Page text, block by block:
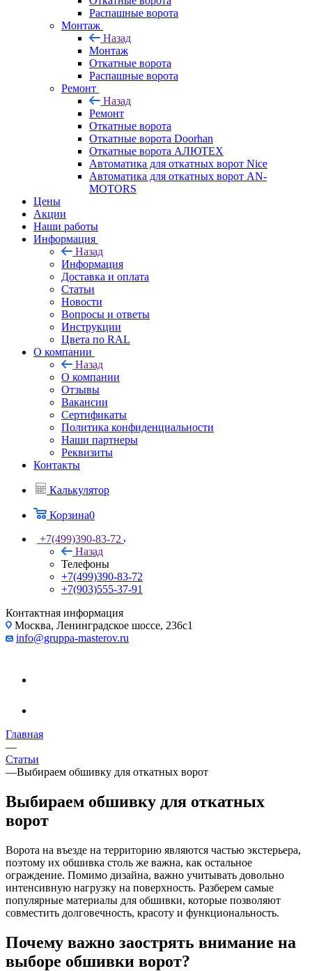
Распашные ворота
Монтаж
Назад
Монтаж
Откатные ворота
Распашные ворота
Ремонт
Назад
Ремонт
Откатные ворота
Откатные ворота Doorhan
Откатные ворота АЛЮТЕХ
Автоматика для откатных ворот Nice
Автоматика для откатных ворот AN-
MOTORS
Цены
Акции
Наши работы
Информация
Назад
Информация
Доставка и оплата
Статьи
Новости
Вопросы и ответы
Инструкции
Цвета по RAL
О компании
Назад
О компании
Отзывы
Вакансии
Сертификаты
Политика конфиденциальности
Наши партнеры
Реквизиты
Контакты
Калькулятор
Корзина0
+7(499)390-83-72
Назад
Телефоны
+7(499)390-83-72
+7(903)555-37-91
Контактная информация
Москва, Ленинградское шоссе, 236с1
info@gruppa-masterov.ru
Главная
—
Статьи
—Выбираем обшивку для откатных ворот
Выбираем обшивку для откатных
ворот
Ворота на въезде на территорию являются частью экстерьера,
поэтому их обшивка столь же важна, как остальное
ограждение. Помимо дизайна, важно учитывать довольно
интенсивную нагрузку на поверхность. Разберем самые
популярные материалы для обшивки, которые позволяют
совместить долговечность, красоту и функциональность.
Почему важно заострять внимание на
выборе обшивки ворот?